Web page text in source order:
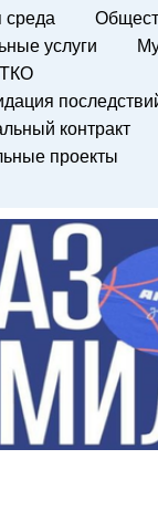
среда
услуги
контракт
проекты